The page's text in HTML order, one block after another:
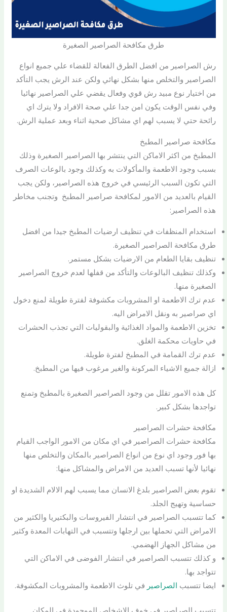
طرق مكافحة الصراصير الصغيرة
رش الصراصير من افضل الطرق الفعالة للقضاء علي جميع انواع
الصراصير والتخلص منها بشكل نهائي ولكن عند الرش يجب التأكد
من اختيار نوع مبيد رش قوي وفعال يقضي علي الصراصير نهائيا
وفي نفس الوقت يكون امن جدا علي صحة الافراد ولا يترك اي
رائحة حتي لا يسبب لهم اي مشاكل صحية اثناء وبعد عملية الرش.
مكافحة صراصير المطبخ
المطبخ من اكثر الاماكن التي ينتشر بها الصراصير الصغيرة وذلك
بسبب وجود الاطعمة والمأكولات به وكذلك وجود بالوعات الصرف
التي تكون السبب الرئيسي في خروج هذه الصراصير، ولكن يجب
القيام بالعديد من الامور لمكافحة صراصير المطبخ وتجنب مخاطر
هذه الصراصير:
استخدام المنظفات في تنظيف ارضيات المطبخ جيدا من افضل
طرق مكافحة الصراصير الصغيرة.
تنظيف بقايا الطعام من الارضيات بشكل مستمر.
وكذلك تنظيف البالوعات والتأكد من قفلها لعدم خروج الصراصير
الصغيرة منها.
عدم ترك الاطعمة او المشروبات مكشوفة لفترة طويلة لمنع دخول
اي صراصير به ونقل الامراض اليه.
تخزين الاطعمة والمواد الغذائية والبقوليات التي تجذب الحشرات
في حاويات محكمة الغلق.
عدم ترك القمامة في المطبخ لفترة طويلة.
ازالة جميع الاشياء المركونة والغير مرغوب فيها من المطبخ.
كل هذه الامور تقلل من وجود الصراصير الصغيرة بالمطبخ وتمنع
تواجدها بشكل كبير.
مكافحة حشرات الصراصير
مكافحة حشرات الصراصير في اي مكان من الامور الواجب القيام
بها فور وجود اي نوع من انواع الصراصير بالمكان والتخلص منها
نهائيا لأنها تسبب العديد من الامراض والمشاكل منها:
تقوم بعض الصراصير بلدغ الانسان مما يسبب لهم الالام الشديدة او
حساسية وتهيج الجلد.
كما تتسبب الصراصير في انتشار الفيروسات والبكتيريا والكثير من
الامراض التي تحملها بين ارجلها وتتسبب في التهابات المعدة وكثير
من مشاكل الجهاز الهضمي.
و كذلك تتسبب الصراصير في انتشار الفوضى في الاماكن التي
تتواجد بها.
ايضا تتسبب الصراصير في تلوث الاطعمة والمشروبات المكشوفة.
تتسبب الصراصير في خوف الاشخاص الموجودة في المكان